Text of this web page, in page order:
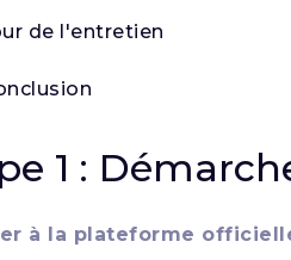
de l'entretien
1 :
à la plateforme